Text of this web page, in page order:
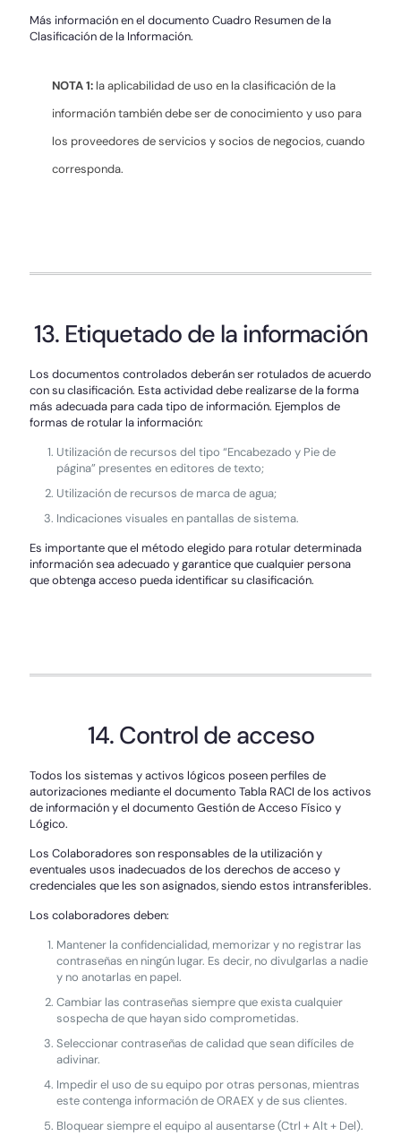
Más información en el documento Cuadro Resumen de la
Clasificación de la Información.
NOTA 1: la aplicabilidad de uso en la clasificación de la
información también debe ser de conocimiento y uso para
los proveedores de servicios y socios de negocios, cuando
corresponda.
13. Etiquetado de la información
Los documentos controlados deberán ser rotulados de acuerdo
con su clasificación. Esta actividad debe realizarse de la forma
más adecuada para cada tipo de información. Ejemplos de
formas de rotular la información:
Utilización de recursos del tipo “Encabezado y Pie de
página” presentes en editores de texto;
Utilización de recursos de marca de agua;
Indicaciones visuales en pantallas de sistema.
Es importante que el método elegido para rotular determinada
información sea adecuado y garantice que cualquier persona
que obtenga acceso pueda identificar su clasificación.
14. Control de acceso
Todos los sistemas y activos lógicos poseen perfiles de
autorizaciones mediante el documento Tabla RACI de los activos
de información y el documento Gestión de Acceso Físico y
Lógico.
Los Colaboradores son responsables de la utilización y
eventuales usos inadecuados de los derechos de acceso y
credenciales que les son asignados, siendo estos intransferibles.
Los colaboradores deben:
Mantener la confidencialidad, memorizar y no registrar las
contraseñas en ningún lugar. Es decir, no divulgarlas a nadie
y no anotarlas en papel.
Cambiar las contraseñas siempre que exista cualquier
sospecha de que hayan sido comprometidas.
Seleccionar contraseñas de calidad que sean difíciles de
adivinar.
Impedir el uso de su equipo por otras personas, mientras
este contenga información de ORAEX y de sus clientes.
Bloquear siempre el equipo al ausentarse (Ctrl + Alt + Del).